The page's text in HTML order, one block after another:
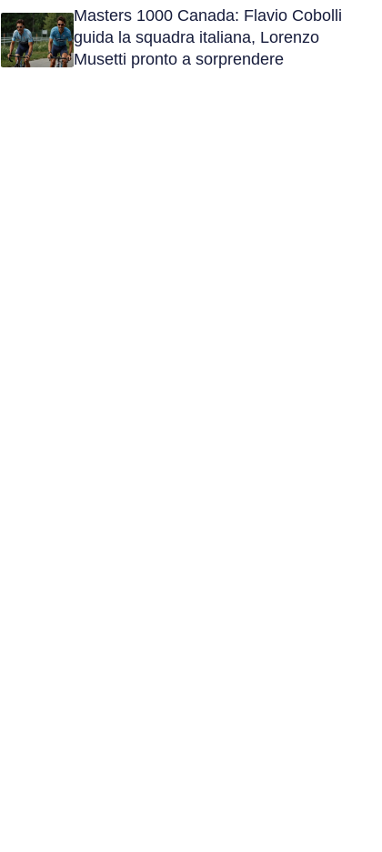
Masters 1000 Canada: Flavio Cobolli
guida la squadra italiana, Lorenzo
Musetti pronto a sorprendere